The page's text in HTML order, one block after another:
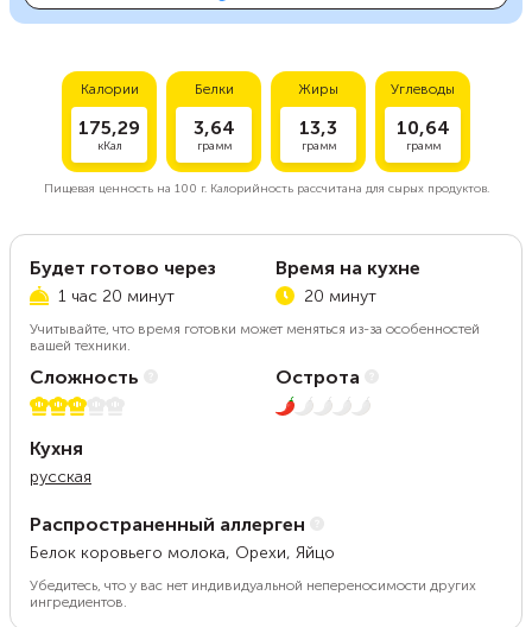
Калории
175,29
кКал
Белки
3,64
грамм
Жиры
13,3
грамм
Углеводы
10,64
грамм
Пищевая ценность на 100 г.Калорийность рассчитана для сырых продуктов.
Будет готово через
1 час 20 минут
Время на кухне
20 минут
Учитывайте, что время готовки может меняться из-за особенностей
вашей техники.
Сложность
3 из 5
Острота
1 из 5
Кухня
русская
Распространенный аллерген
Белок коровьего молока, Орехи, Яйцо
Убедитесь, что у вас нет индивидуальной непереносимости других
ингредиентов.